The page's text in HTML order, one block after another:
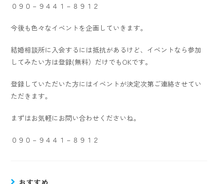
０９０－９４４１－８９１２
今後も色々なイベントを企画していきます。
結婚相談所に入会するには抵抗があるけど、イベントなら参加
してみたい方は登録(無料）だけでもOKです。
登録していただいた方にはイベントが決定次第ご連絡させてい
ただきます。
まずはお気軽にお問い合わせくださいね。
０９０－９４４１－８９１２
おすすめ